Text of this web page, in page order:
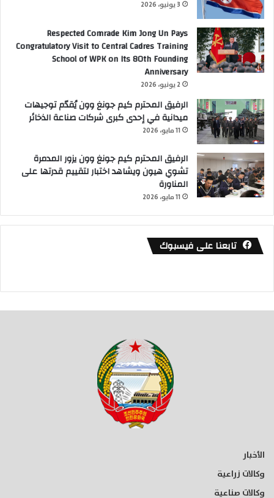
3 يونيو، 2026
Respected Comrade Kim Jong Un Pays
Congratulatory Visit to Central Cadres Training
School of WPK on Its 80th Founding
Anniversary
2 يونيو، 2026
الرفيق المحترم كيم جونغ وون يُقدّم توجيهات
ميدانية في إحدى كبرى شركات صناعة الذخائر
11 مايو، 2026
الرفيق المحترم كيم جونغ وون يزور المدمرة
تشوي هيون ويشاهد اختبار لتقييم قدرتها على
المناورة
11 مايو، 2026
تابعنا على فيسبوك
الأخبار
وكالات زراعية
وكالات صناعية